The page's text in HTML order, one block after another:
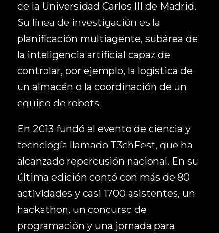
de la Universidad Carlos III de Madrid.
Su línea de investigación es la
planificación multiagente, subárea de
la inteligencia artificial capaz de
controlar, por ejemplo, la logística de
un almacén o la coordinación de un
equipo de robots.
En 2013 fundó el evento de ciencia y
tecnología llamado T3chFest, que ha
alcanzado repercusión nacional. En su
última edición contó con más de 80
actividades y casi 1700 asistentes, un
hackathon, un concurso de
programación y una jornada para